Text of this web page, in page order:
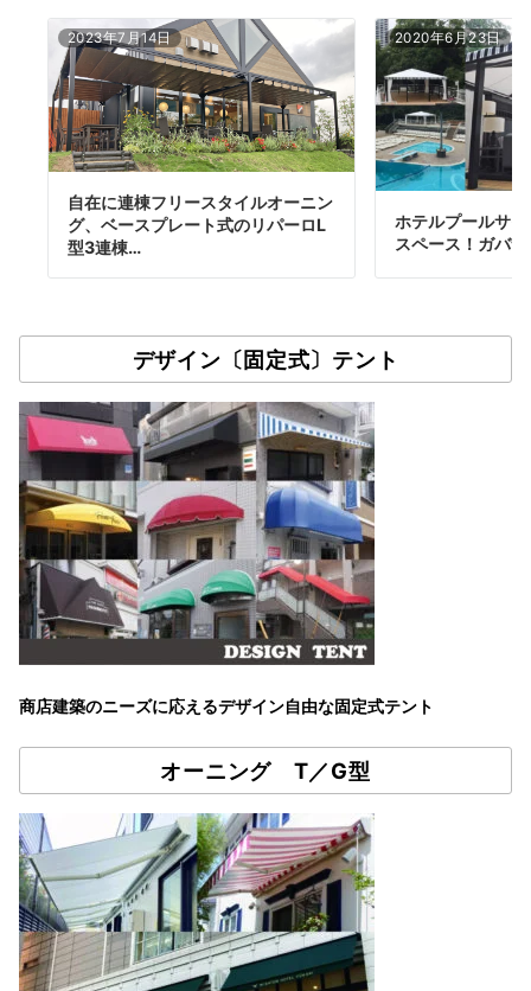
2023年7月14日
自在に連棟フリースタイルオーニン
グ、ベースプレート式のリパーロL
型3連棟…
2020年6月23日
ホテルプールサ
スペース！ガバ
デザイン〔固定式〕テント
商店建築のニーズに応えるデザイン自由な固定式テント
オーニング T／G型